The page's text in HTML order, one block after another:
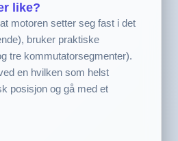
like?
motoren setter seg fast i det
bruker praktiske
tre kommutatorsegmenter).
en hvilken som helst
posisjon og gå med et